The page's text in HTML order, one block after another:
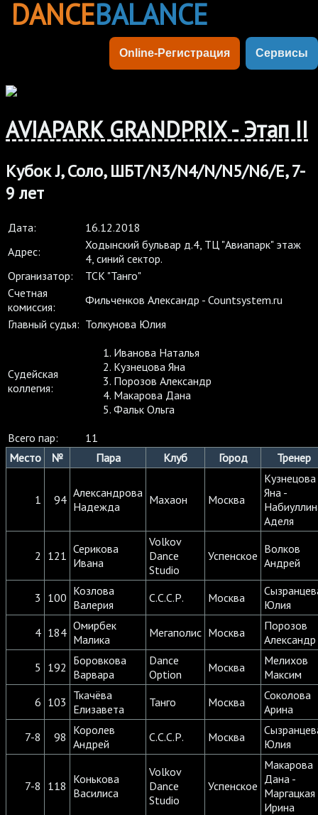
DANCEBALANCE
Online-Регистрация Сервисы
AVIAPARK GRANDPRIX - Этап II
Кубок J, Соло, ШБТ/N3/N4/N/N5/N6/E, 7-
9 лет
Дата:
16.12.2018
Адрес:
Ходынский бульвар д.4, ТЦ "Авиапарк" этаж
4, синий сектор.
Организатор:
ТСК "Танго"
Cчетная
комиссия:
Фильченков Александр - Countsystem.ru
Главный судья: Толкунова Юлия
Судейская
коллегия:
Иванова Наталья
Кузнецова Яна
Порозов Александр
Макарова Дана
Фальк Ольга
Всего пар:
11
Место
№ Пара Клуб Город Тренер
1 94 Александрова
Надежда
Махаон Москва
Кузнецова
Яна -
Аделя
2 121 Серикова
Ивана
Volkov
Dance
Studio
Успенское Волков
Андрей
3 100 Козлова
Валерия
С.С.С.Р. Москва
Юлия
4 184 Омирбек
Малика
Мегаполис Москва
Порозов
Александр
5 192 Боровкова
Варвара
Dance
Option
Москва
Мелихов
Максим
6 103 Ткачёва
Елизавета
Танго Москва
Соколова
Арина
7-8
98 Королев
Андрей
С.С.С.Р. Москва
Юлия
7-8 118 Конькова
Василиса
Volkov
Dance
Studio
Успенское
Макарова
Дана -
Маргацкая
Ирина